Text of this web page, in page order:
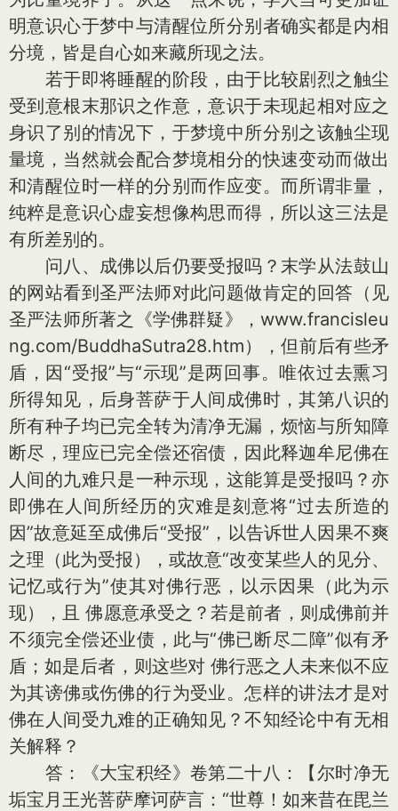
明意识心于梦中与清醒位所分别者确实都是内相
分境，皆是自心如来藏所现之法。
若于即将睡醒的阶段，由于比较剧烈之触尘
受到意根末那识之作意，意识于未现起相对应之
身识了别的情况下，于梦境中所分别之该触尘现
量境，当然就会配合梦境相分的快速变动而做出
和清醒位时一样的分别而作应变。而所谓非量，
纯粹是意识心虚妄想像构思而得，所以这三法是
有所差别的。
问八、成佛以后仍要受报吗？末学从法鼓山
的网站看到圣严法师对此问题做肯定的回答（见
圣严法师所著之《学佛群疑》，www.francisleu
ng.com/BuddhaSutra28.htm），但前后有些矛
盾，因“受报”与“示现”是两回事。唯依过去熏习
所得知见，后身菩萨于人间成佛时，其第八识的
所有种子均已完全转为清净无漏，烦恼与所知障
断尽，理应已完全偿还宿债，因此释迦牟尼佛在
人间的九难只是一种示现，这能算是受报吗？亦
即佛在人间所经历的灾难是刻意将“过去所造的
因”故意延至成佛后“受报”，以告诉世人因果不爽
之理（此为受报），或故意“改变某些人的见分、
记忆或行为”使其对佛行恶，以示因果（此为示
现），且 佛愿意承受之？若是前者，则成佛前并
不须完全偿还业债，此与“佛已断尽二障”似有矛
盾；如是后者，则这些对 佛行恶之人未来似不应
为其谤佛或伤佛的行为受业。怎样的讲法才是对
佛在人间受九难的正确知见？不知经论中有无相
关解释？
答：《大宝积经》卷第二十八：【尔时净无
垢宝月王光菩萨摩诃萨言：“世尊！如来昔在毘兰